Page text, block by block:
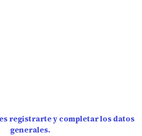
registrarte y completar los datos
generales.